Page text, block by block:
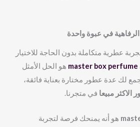
في عبوة واحدة
عطرية متكاملة بدون الحاجة للاختيار
master box perfume هو الحل الأمثل
لك عدة عطور مختارة بعناية فائقة،
الاكثر مبيعا في متجرنا.
هو أنه يمنحك فرصة لتجربة